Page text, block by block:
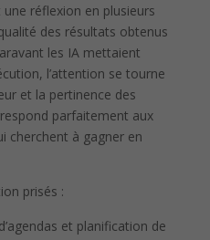
réflexion en plusieurs
des résultats obtenus
les IA mettaient
l’attention se tourne
et la pertinence des
parfaitement aux
cherchent à gagner en
prisés :
et planification de